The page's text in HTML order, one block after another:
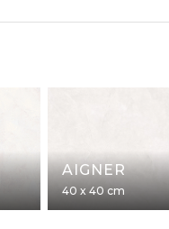
AIGNER
40 x 40 cm